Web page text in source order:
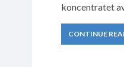
koncentratet
CONTINUE